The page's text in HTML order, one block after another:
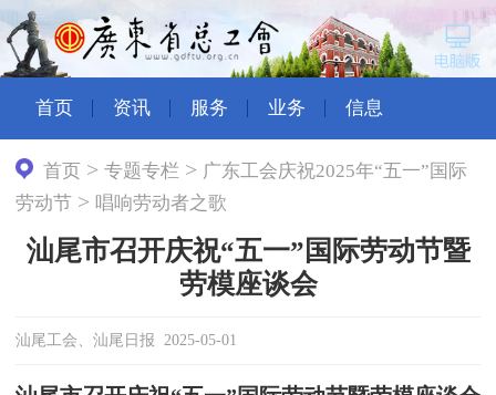
首页 资讯 服务 业务 信息
首页 >专题专栏 > 广东工会庆祝2025年“五一”国际
劳动节 > 唱响劳动者之歌
汕尾市召开庆祝“五一”国际劳动节暨
劳模座谈会
汕尾工会、汕尾日报 2025-05-01